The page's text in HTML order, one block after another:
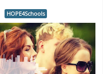
HOPE4Schools